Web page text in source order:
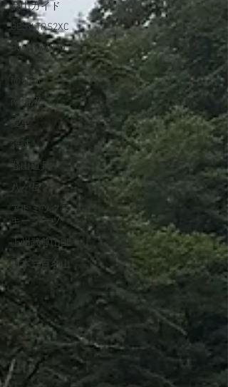
登山ガイド
BESV TRS2XC
Burley COHO
XC
finetrack
南魚沼
愛車
雑誌
登山道具
八ヶ岳
アトミックス
キーブーツ
上州武尊山BC
日本三百名山